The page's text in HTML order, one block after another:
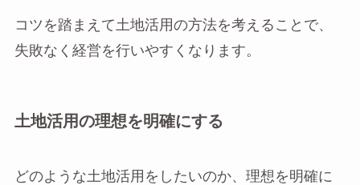
コツを踏まえて土地活用の方法を考えることで、
失敗なく経営を行いやすくなります。
土地活用の理想を明確にする
どのような土地活用をしたいのか、理想を明確に